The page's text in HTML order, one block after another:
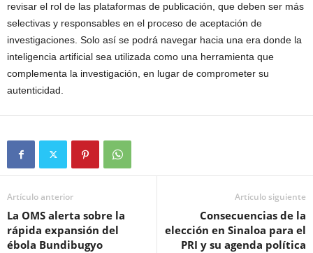
revisar el rol de las plataformas de publicación, que deben ser más
selectivas y responsables en el proceso de aceptación de
investigaciones. Solo así se podrá navegar hacia una era donde la
inteligencia artificial sea utilizada como una herramienta que
complementa la investigación, en lugar de comprometer su
autenticidad.
Artículo anterior
La OMS alerta sobre la
rápida expansión del
ébola Bundibugyo
Artículo siguiente
Consecuencias de la
elección en Sinaloa para el
PRI y su agenda política